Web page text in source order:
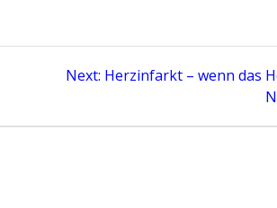
Next: Next
Herzinfarkt – wenn das